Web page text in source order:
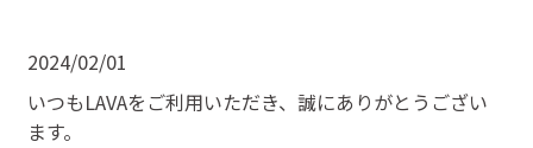
2024/02/01
いつもLAVAをご利用いただき、誠にありがとうござい
ます。